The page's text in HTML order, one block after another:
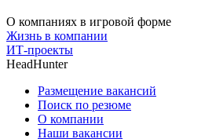
О компаниях в игровой форме
Жизнь в компании
ИТ-проекты
HeadHunter
Размещение вакансий
Поиск по резюме
О компании
Наши вакансии